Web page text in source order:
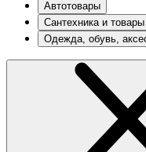
Автотовары
Сантехника и
Одежда, обувь,